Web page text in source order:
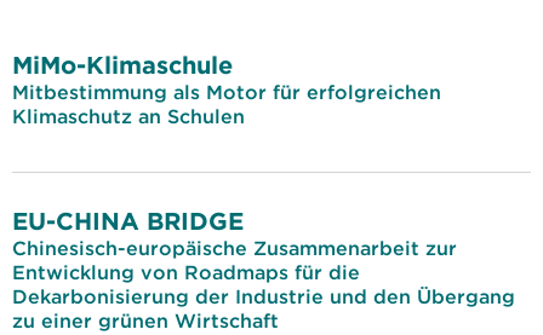
MiMo-Klimaschule
Mitbestimmung als Motor für erfolgreichen
Klimaschutz an Schulen
EU-CHINA BRIDGE
Chinesisch-europäische Zusammenarbeit zur
Entwicklung von Roadmaps für die
Dekarbonisierung der Industrie und den Übergang
zu einer grünen Wirtschaft